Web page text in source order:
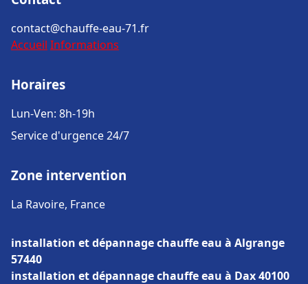
contact@chauffe-eau-71.fr
Accueil Informations
Horaires
Lun-Ven: 8h-19h
Service d'urgence 24/7
Zone intervention
La Ravoire, France
installation et dépannage chauffe eau à Algrange
57440
installation et dépannage chauffe eau à Dax 40100